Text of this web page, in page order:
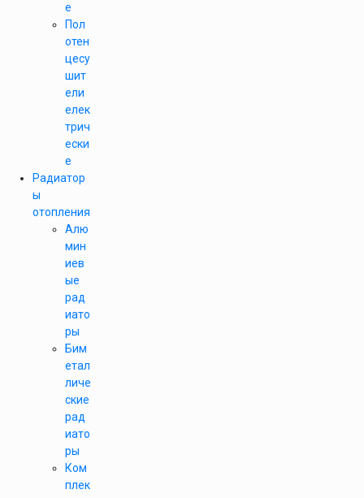
е
Пол
отен
цесу
шит
ели
елек
трич
ески
е
Радиатор
ы
отопления
Алю
мин
иев
ые
рад
иато
ры
Бим
етал
личе
ские
рад
иато
ры
Ком
плек